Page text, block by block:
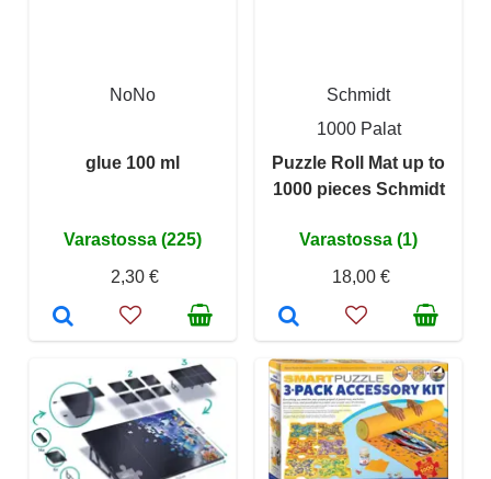
NoNo
glue 100 ml
Varastossa (225)
2,30 €
Schmidt
1000 Palat
Puzzle Roll Mat up to
1000 pieces Schmidt
Varastossa (1)
18,00 €